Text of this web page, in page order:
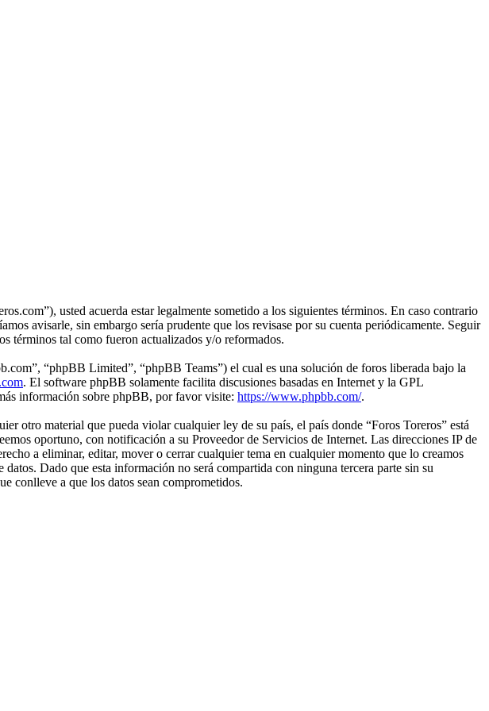
usted acuerda estar legalmente sometido a los siguientes términos. En caso contrario
avisarle, sin embargo sería prudente que los revisase por su cuenta periódicamente. Seguir
términos tal como fueron actualizados y/o reformados.
“phpBB Limited”, “phpBB Teams”) el cual es una solución de foros liberada bajo la
. El software phpBB solamente facilita discusiones basadas en Internet y la GPL
información sobre phpBB, por favor visite: https://www.phpbb.com/.
otro material que pueda violar cualquier ley de su país, el país donde “Foros Toreros” está
oportuno, con notificación a su Proveedor de Servicios de Internet. Las direcciones IP de
a eliminar, editar, mover o cerrar cualquier tema en cualquier momento que lo creamos
Dado que esta información no será compartida con ninguna tercera parte sin su
conlleve a que los datos sean comprometidos.